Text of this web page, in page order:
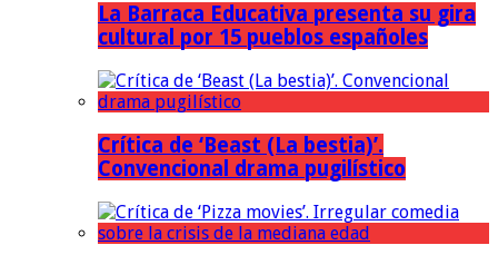
La Barraca Educativa presenta su gira
cultural por 15 pueblos españoles
Crítica de ‘Beast (La bestia)’.
Convencional drama pugilístico